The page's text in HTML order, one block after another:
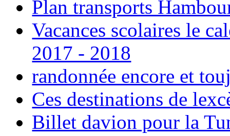
Plan transports
Vacances scolaires le
2017 - 2018
randonnée encore et
Ces destinations de
Billet davion pour la